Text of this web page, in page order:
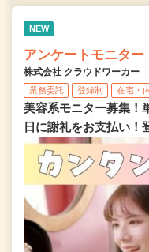
NEW
アンケートモニター
株式会社 クラウドワーカー
業務委託 登録制 在宅・
美容系モニター募集！
日に謝礼をお支払い！